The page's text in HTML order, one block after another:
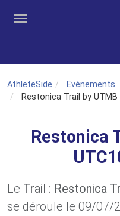
AthleteSide
Evénements
Restonica Trail by UTMB
Restonica
Le Trail : Restonica
se déroule le 09/07/